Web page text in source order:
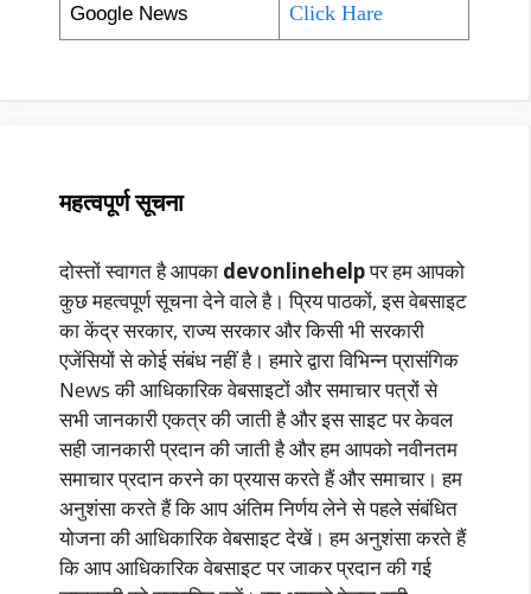
Google News Click Hare
महत्वपूर्ण सूचना
दोस्तों स्वागत है आपका devonlinehelpपर हम आपको
कुछ महत्वपूर्ण सूचना देने वाले है। प्रिय पाठकों, इस वेबसाइट
का केंद्र सरकार, राज्य सरकार और किसी भी सरकारी
एजेंसियों से कोई संबंध नहीं है। हमारे द्वारा विभिन्न प्रासंगिक
News की आधिकारिक वेबसाइटों और समाचार पत्रों से
सभी जानकारी एकत्र की जाती है और इस साइट पर केवल
सही जानकारी प्रदान की जाती है और हम आपको नवीनतम
समाचार प्रदान करने का प्रयास करते हैं और समाचार। हम
अनुशंसा करते हैं कि आप अंतिम निर्णय लेने से पहले संबंधित
योजना की आधिकारिक वेबसाइट देखें। हम अनुशंसा करते हैं
कि आप आधिकारिक वेबसाइट पर जाकर प्रदान की गई